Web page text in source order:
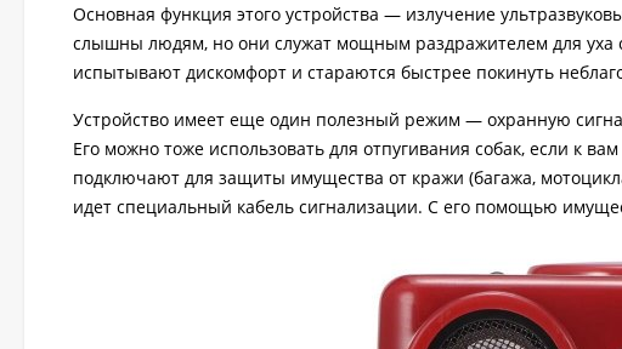
Основная функция этого устройства — излучение
слышны людям, но они служат мощным раздражителем для уха
испытывают дискомфорт и стараются быстрее покинуть
Устройство имеет еще один полезный режим — охранную
Его можно тоже использовать для отпугивания собак, если к
подключают для защиты имущества от кражи (багажа,
идет специальный кабель сигнализации. С его помощью